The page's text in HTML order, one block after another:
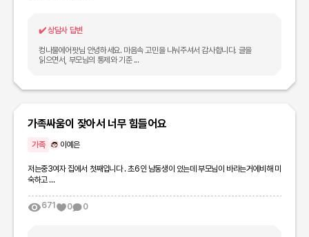
✔️상담사 답변
컹나물에어팟님 안녕하세요. 마음속 고민을 나눠주셔서 감사합니다. 글을
읽으면서, 부모님의 통제와 기준 ...
가족싸움이 잦아서 너무 힘들어요
가족 이예은
저는중3여자 집에서 첫째입니다 . 초6인 남동생이 있는데 부모님이 바라는거에비해 미
숙하고 ...
671 0 0